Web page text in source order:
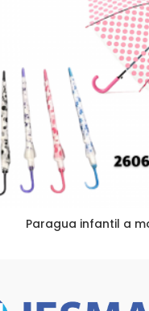
Paragua infantil a